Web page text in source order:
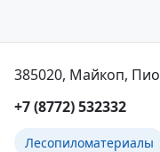
385020, Майкоп,
+7 (8772) 532332
Лесопиломатериалы